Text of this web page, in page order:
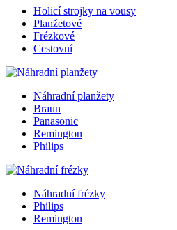
Holicí strojky na vousy
Planžetové
Frézkové
Cestovní
Náhradní planžety
Braun
Panasonic
Remington
Philips
Náhradní frézky
Philips
Remington